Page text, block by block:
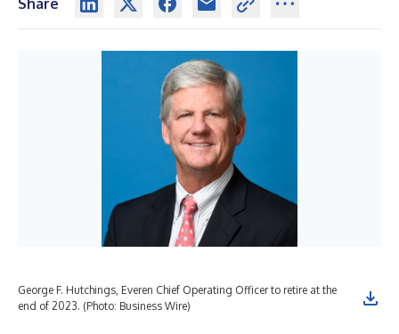
Share
George F. Hutchings, Everen Chief Operating Officer to retire at the
end of 2023. (Photo: Business Wire)